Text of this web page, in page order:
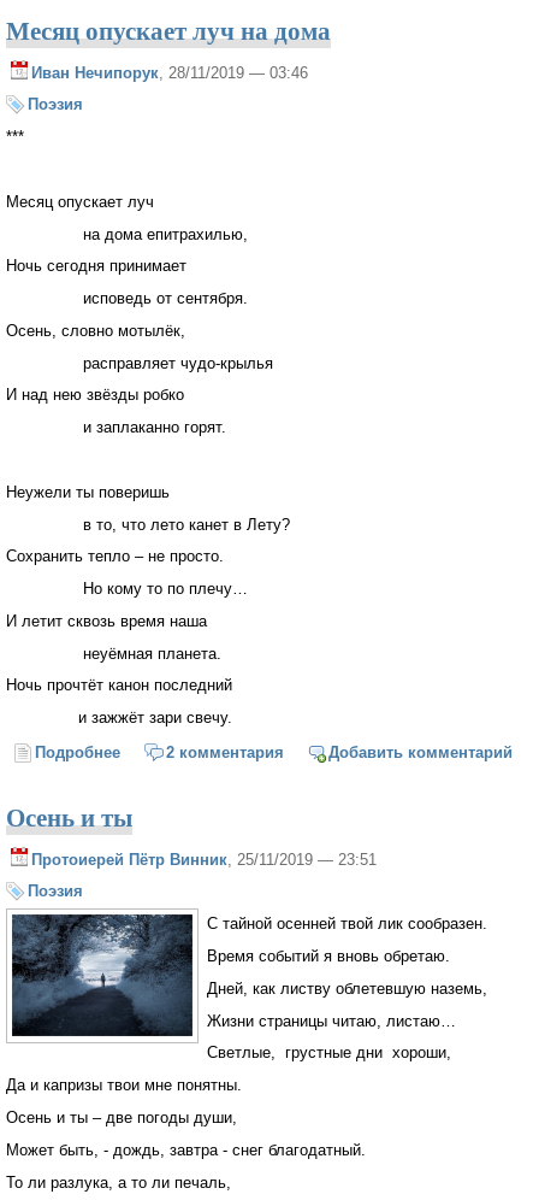
Месяц опускает луч на дома
Иван Нечипорук , 28/11/2019 — 03:46
Поэзия
***
Месяц опускает луч
на дома епитрахилью,
Ночь сегодня принимает
исповедь от сентября.
Осень, словно мотылёк,
расправляет чудо-крылья
И над нею звёзды робко
и заплаканно горят.
Неужели ты поверишь
в то, что лето канет в Лету?
Сохранить тепло – не просто.
Но кому то по плечу…
И летит сквозь время наша
неуёмная планета.
Ночь прочтёт канон последний
и зажжёт зари свечу.
Подробнее о Месяц опускает луч на дома
2 комментария Добавить комментарий
Осень и ты
Протоиерей Пётр Винник , 25/11/2019 — 23:51
Поэзия
С тайной осенней твой лик сообразен.
Время событий я вновь обретаю.
Дней, как листву облетевшую наземь,
Жизни страницы читаю, листаю…
Светлые, грустные дни хороши,
Да и капризы твои мне понятны.
Осень и ты – две погоды души,
Может быть, - дождь, завтра - снег благодатный.
То ли разлука, а то ли печаль,